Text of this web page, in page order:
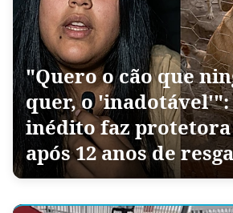
"Quero o cão que
quer, o
inédito faz
após 12 anos de